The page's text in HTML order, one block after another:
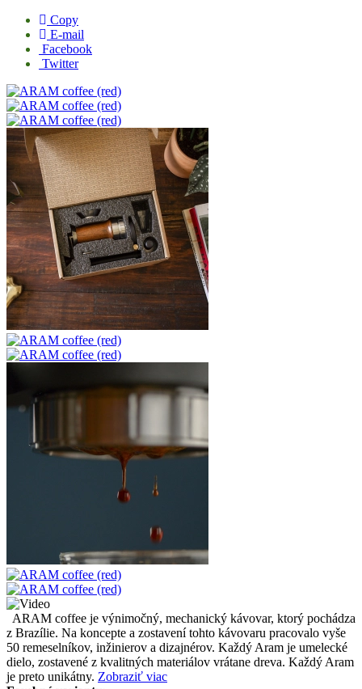
Copy
E-mail
Facebook
Twitter
ARAM coffee je výnimočný, mechanický kávovar, ktorý pochádza
z Brazílie. Na koncepte a zostavení tohto kávovaru pracovalo vyše
50 remeselníkov, inžinierov a dizajnérov. Každý Aram je umelecké
dielo, zostavené z kvalitných materiálov vrátane dreva. Každý Aram
je preto unikátny. Zobraziť viac